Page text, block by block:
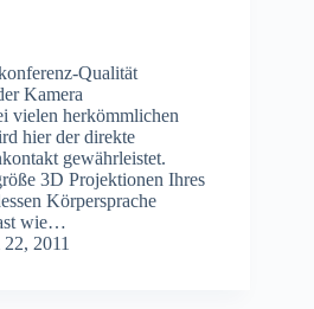
Qualität
Kamera
vielen herkömmlichen
hier der direkte
gewährleistet.
3D Projektionen Ihres
Körpersprache
wie…
2011